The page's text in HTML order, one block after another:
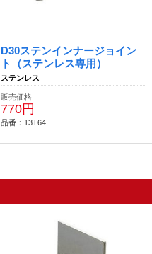
D30ステンインナージョイン
ト（ステンレス専用）
ステンレス
販売価格
770円
品番：13T64